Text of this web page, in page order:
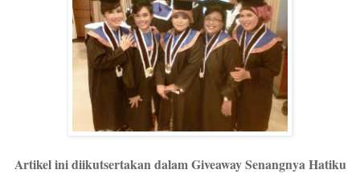
Artikel ini diikutsertakan dalam Giveaway Senangnya Hatiku